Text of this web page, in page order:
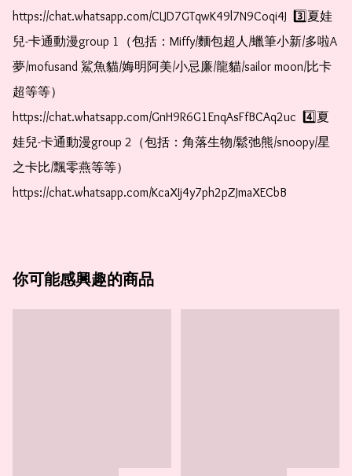
https://chat.whatsapp.com/CLJD7GTqwK49l7N9Coqi4J  3️⃣夏娃
兒-卡通動漫group 1（包括：Miffy/麵包超人/蠟筆小新/多啦A
夢/mofusand 鯊魚貓/娒明阿美/小忌廉/龍貓/sailor moon/比卡
超等等）
https://chat.whatsapp.com/GnH9R6G1EnqAsFfBCAq2uc  4️⃣夏
娃兒-卡通動漫group 2（包括：角落生物/鬆弛熊/snoopy/星
之卡比/飄零燕等等）
https://chat.whatsapp.com/KcaXIj4y7ph2pZJmaXECbB
你可能感興趣的商品